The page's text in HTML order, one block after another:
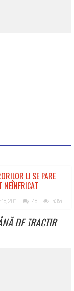
LI SE PARE
NEÎNFRICAT
2011 48 4354
DE TRACTIR